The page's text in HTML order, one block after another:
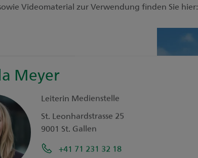
Videomaterial zur Verwendung finden Sie hier:
Meyer
Leiterin Medienstelle
St. Leonhardstrasse 25
9001 St. Gallen
+41 71 231 32 18